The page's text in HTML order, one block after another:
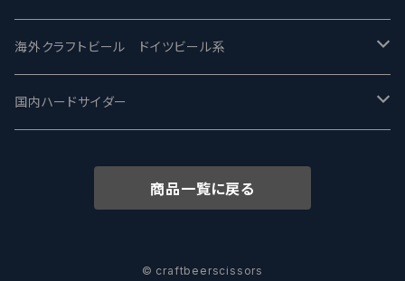
ワイマーケットブルーイング Y.Market Brewing
志賀高原ビール - SIGAKOGEN
箕面ビール - MINOH BEER
サンクトガーレン - Sankt Gallen
Lagunitas ラグニタス
FirestoneWalker ファイアストーン
Mikkeller ミッケラー
Hop Nation ホップネーション
BrewDog Brewery - ブリュードッグ
The Flying Inn / ザ フライイング イン
Lambiek Fabriek - ファブリーク
Carbon brews -カーボン
TAIHU - タイフー
Behemoth - ベヒーモス
BODRIGGY BREWING ボッドリッジー
CO-CONSPIRATORS コ・コンスピレーターズ
Deep Creek Brewing Co.
8 Wired エイトワイアード
Jackie O's ジャッキーオーズ
Westbrook ウェストブルック
Strathcona ストラスコナ
ODIN BREWING オディン
海外クラフトビール ドイツビール系
Karmeliten カーメリテン
Früh フリュー
国内ハードサイダー
商品一覧に戻る
© craftbeerscissors